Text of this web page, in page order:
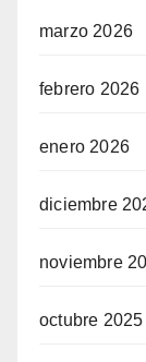
marzo 2026
febrero 2026
enero 2026
diciembre
noviembre
octubre 2025